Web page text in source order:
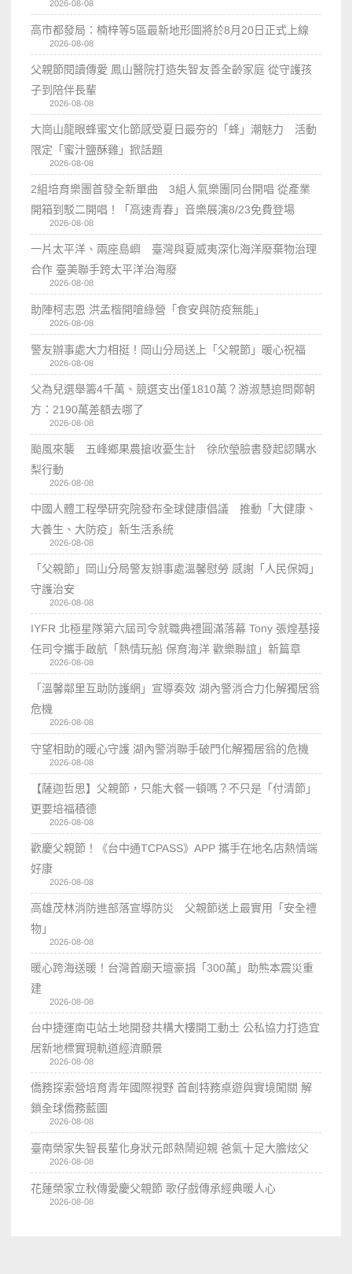
2026-08-08
高市都發局：楠梓等5區最新地形圖將於8月20日正式上線
2026-08-08
父親節閱讀傳愛 鳳山醫院打造失智友善全齡家庭 從守護孩
子到陪伴長輩
2026-08-08
大崗山龍眼蜂蜜文化節感受夏日最夯的「蜂」潮魅力 活動
限定「蜜汁鹽酥雞」掀話題
2026-08-08
2組培育樂團首發全新單曲 3組人氣樂團同台開唱 從產業
開箱到駁二開唱！「高速青春」音樂展演8/23免費登場
2026-08-08
一片太平洋、兩座島嶼 臺灣與夏威夷深化海洋廢棄物治理
合作 臺美聯手跨太平洋治海廢
2026-08-08
助陣柯志恩 洪孟楷開嗆綠營「食安與防疫無能」
2026-08-08
警友辦事處大力相挺！岡山分局送上「父親節」暖心祝福
2026-08-08
父為兒選舉籌4千萬、競選支出僅1810萬？游淑慧追問鄭朝
方：2190萬差額去哪了
2026-08-08
颱風來襲 五峰鄉果農搶收憂生計 徐欣瑩臉書發起認購水
梨行動
2026-08-08
中國人體工程學研究院發布全球健康倡議 推動「大健康、
大養生、大防疫」新生活系統
2026-08-08
「父親節」岡山分局警友辦事處溫馨慰勞 感謝「人民保姆」
守護治安
2026-08-08
IYFR 北極星隊第六屆司令就職典禮圓滿落幕 Tony 張煌基接
任司令攜手啟航「熱情玩船 保育海洋 歡樂聯誼」新篇章
2026-08-08
「溫馨鄰里互助防護網」宣導奏效 湖內警消合力化解獨居翁
危機
2026-08-08
守望相助的暖心守護 湖內警消聯手破門化解獨居翁的危機
2026-08-08
【薩迦哲思】父親節，只能大餐一頓嗎？不只是「付清節」
更要培福積德
2026-08-08
歡慶父親節！《台中通TCPASS》APP 攜手在地名店熱情端
好康
2026-08-08
高雄茂林消防進部落宣導防災 父親節送上最實用「安全禮
物」
2026-08-08
暖心跨海送暖！台灣首廟天壇豪捐「300萬」助熊本震災重
建
2026-08-08
台中捷運南屯站土地開發共構大樓開工動土 公私協力打造宜
居新地標實現軌道經濟願景
2026-08-08
僑務探索營培育青年國際視野 首創特務桌遊與實境闖關 解
鎖全球僑務藍圖
2026-08-08
臺南榮家失智長輩化身狀元郎熱鬧迎親 爸氣十足大膽炫父
2026-08-08
花蓮榮家立秋傳愛慶父親節 歌仔戲傳承經典暖人心
2026-08-08